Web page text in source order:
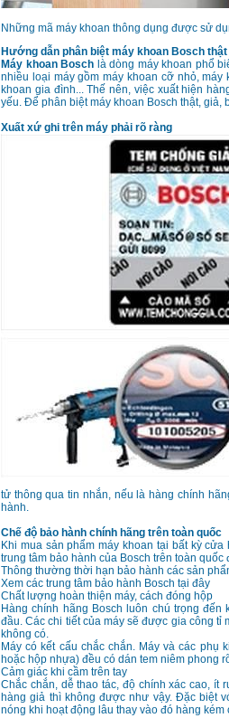
Những mã máy khoan thông dụng được sử
Hướng dẫn phân biệt máy khoan Bosch
Máy khoan Bosch là dòng máy khoan phổ
nhiều loại máy gồm máy khoan cỡ nhỏ,
khoan gia đình... Thế nên, việc xuất hiện
yếu. Để phân biệt máy khoan Bosch thật, giả,
Xuất xứ ghi trên máy phải rõ ràng
tử thông qua tin nhắn, nếu là hàng chính
hành.
Chế độ bảo hành chính hãng trên toàn quốc
Khi mua sản phẩm máy khoan tại bất kỳ
trung tâm bảo hành của Bosch trên toàn
Thông thường thời hạn bảo hành các sản
Xem các trung tâm bảo hành Bosch tại đây
Chất lượng hoàn thiện máy, cách đóng hộp
Hàng chính hãng Bosch luôn chú trọng
đầu. Các chi tiết của máy sẽ được gia công
không có.
Máy có kết cấu chắc chắn. Máy và các
hoặc hộp nhựa) đều có dán tem niêm phong
Cảm giác khi cầm trên tay
Chắc chắn, dễ thao tác, độ chính xác cao, ít
hàng giả thì không được như vậy. Đặc biệt
nóng khi hoạt động lâu thay vào đó hàng